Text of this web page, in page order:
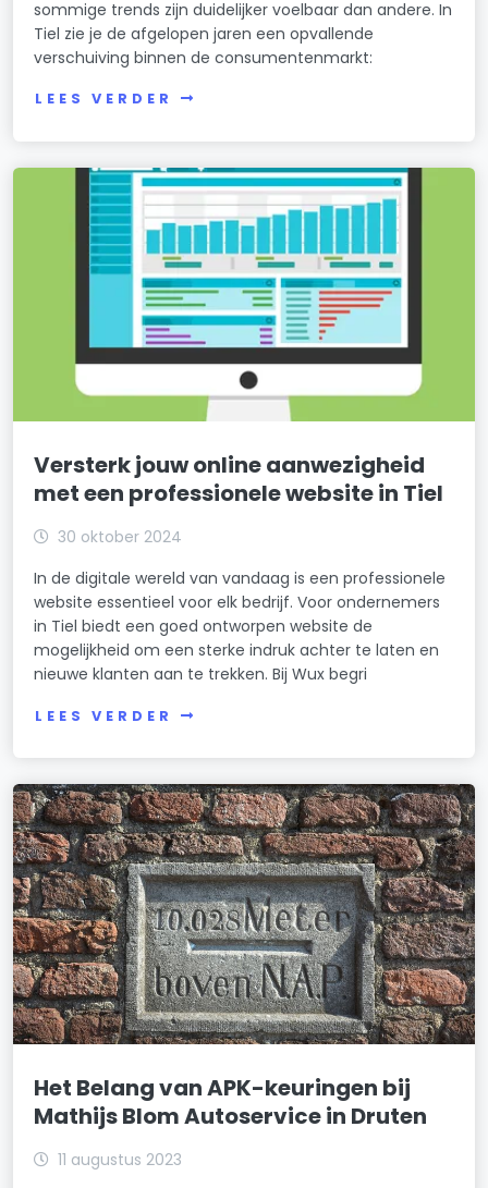
sommige trends zijn duidelijker voelbaar dan andere. In
Tiel zie je de afgelopen jaren een opvallende
verschuiving binnen de consumentenmarkt:
LEES VERDER
Versterk jouw online aanwezigheid
met een professionele website in Tiel
30 oktober 2024
In de digitale wereld van vandaag is een professionele
website essentieel voor elk bedrijf. Voor ondernemers
in Tiel biedt een goed ontworpen website de
mogelijkheid om een sterke indruk achter te laten en
nieuwe klanten aan te trekken. Bij Wux begri
LEES VERDER
Het Belang van APK-keuringen bij
Mathijs Blom Autoservice in Druten
11 augustus 2023